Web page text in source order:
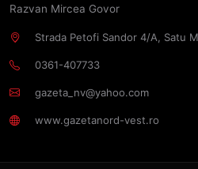
Razvan Mircea Govor
Strada Petofi Sandor 4/A, Satu
0361-407733
gazeta_nv@yahoo.com
www.gazetanord-vest.ro